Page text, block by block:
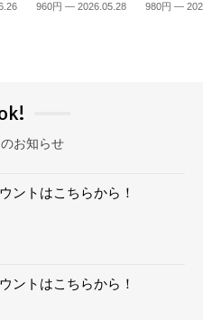
960円 — 2026.05.28 980円 —
お知らせ
ントはこちらから！
ントはこちらから！